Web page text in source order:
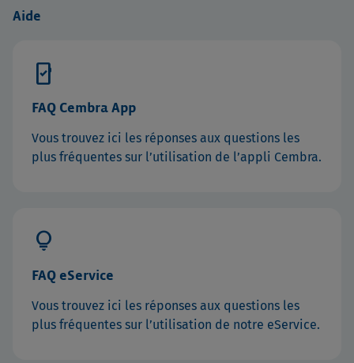
Aide
mobile_friendly
FAQ Cembra App
Vous trouvez ici les réponses aux questions les
plus fréquentes sur l’utilisation de l’appli Cembra.
lightbulb
FAQ eService
Vous trouvez ici les réponses aux questions les
plus fréquentes sur l’utilisation de notre eService.